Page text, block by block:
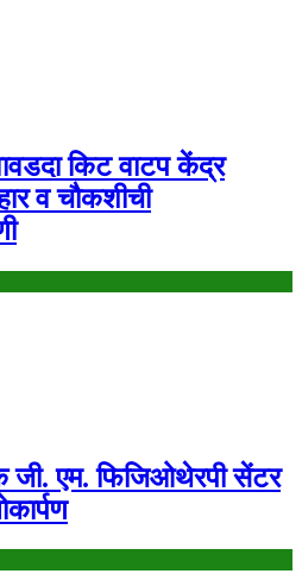
किट वाटप केंद्र
व चौकशीची
जी. एम. फिजिओथेरपी सेंटर